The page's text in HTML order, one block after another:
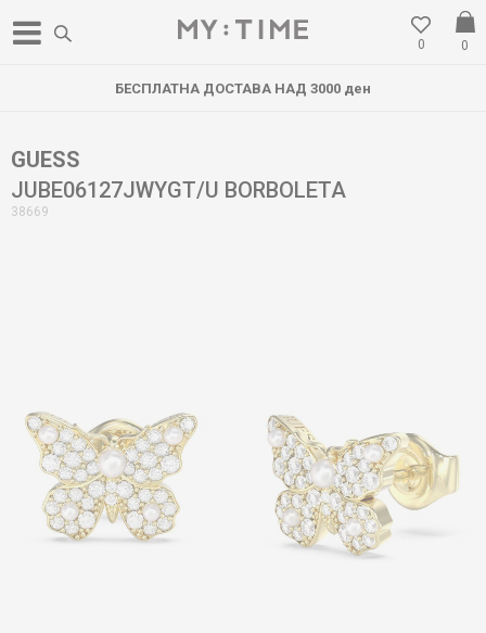
0
0
БЕСПЛАТНА ДОСТАВА НАД 3000 ден
GUESS
JUBE06127JWYGT/U BORBOLETA
38669